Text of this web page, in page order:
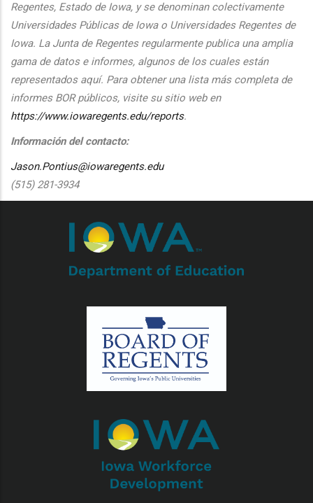
Regentes, Estado de Iowa, y se denominan colectivamente
Universidades Públicas de Iowa o Universidades Regentes de
Iowa. La Junta de Regentes regularmente publica una amplia
gama de datos e informes, algunos de los cuales están
representados aquí. Para obtener una lista más completa de
informes BOR públicos, visite su sitio web en
https://www.iowaregents.edu/reports.
Información del contacto:
Jason.Pontius@iowaregents.edu
(515) 281-3934